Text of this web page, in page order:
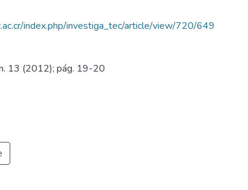
index.php/investiga_tec/article/view/720/649
13 (2012); pág. 19-20